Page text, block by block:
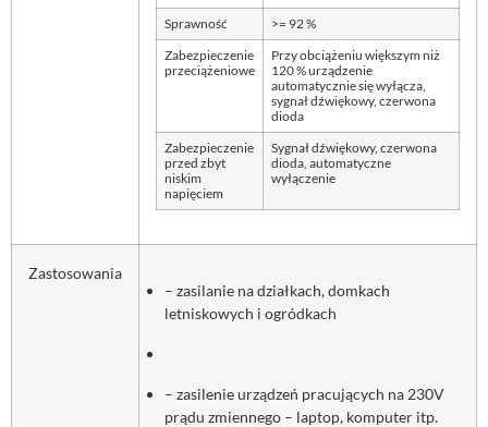
Sprawność >= 92 %
Zabezpieczenie
przeciążeniowe
Przy obciążeniu większym niż
120 % urządzenie
automatycznie się wyłącza,
sygnał dźwiękowy, czerwona
dioda
Zabezpieczenie
przed zbyt
niskim
napięciem
Sygnał dźwiękowy, czerwona
dioda, automatyczne
wyłączenie
Zastosowania
– zasilanie na działkach, domkach
letniskowych i ogródkach
– zasilenie urządzeń pracujących na 230V
prądu zmiennego – laptop, komputer itp.